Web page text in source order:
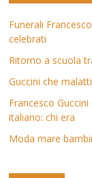
Funerali
celebrati
Ritorno a scuola
Guccini che
Francesco
italiano: chi era
Moda mare